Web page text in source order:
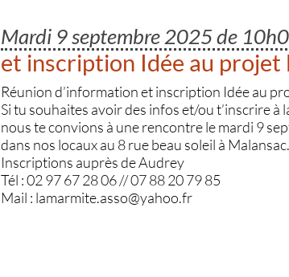
Mardi 9 septembre 2025 de
et inscription Idée au projet
Réunion d’information et inscription Idée au
Si tu souhaites avoir des infos et/ou t’inscrire à
nous te convions à une rencontre le mardi 9
dans nos locaux au 8 rue beau soleil à Malansac.
Inscriptions auprès de Audrey
Tél : 02 97 67 28 06 // 07 88 20 79 85
Mail : lamarmite.asso@yahoo.fr